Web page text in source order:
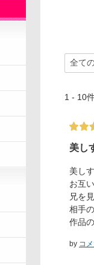
1 - 10
美し
美し
お互
兄を
相手
作品
by コ